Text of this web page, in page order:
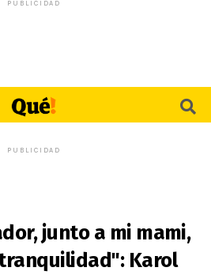
PUBLICIDAD
PUBLICIDAD
junto a mi mami,
Karol